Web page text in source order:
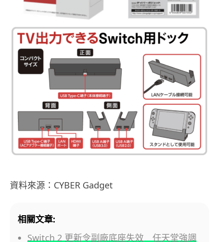
資料來源：CYBER Gadget
相關文章:
Switch 2 更新令副廠底座失效 任天堂強調